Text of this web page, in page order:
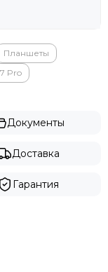
Планшеты
Pro
Документы
Доставка
Гарантия